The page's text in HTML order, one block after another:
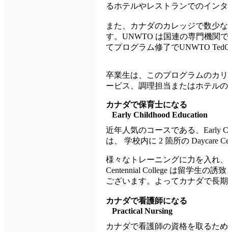
るホテルやレストランでのイン
また、カナダのカレッジで数少
す。UNWTO は国連の専門機関
てプログラム修了でUNWTO
卒業生は、このプログラムのカ
ービス、調理担当またはホテル
カナダで保育士になる
Early Childhood Education
近年人気のコースである、Early
は、 学校内に 2 箇所の Daycare
様々なトレーニングに力を入れ
Centennial College は留学生の誘
ございます。よってカナダで長
カナダで看護師になる
Practical Nursing
カナダで看護師の資格を取るた